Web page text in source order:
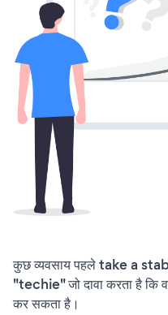
कुछ व्यवसाय पहले take a
"techie" जो दावा करता है कि
कर सकता है।